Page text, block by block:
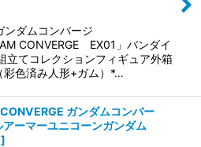
絞り込む
ンダムコンバージ
CONVERGE EX01」バンダイ
てコレクションフィギュア外箱
彩色済み人形+ガム）*…
ガンダムコンバー
ーマーユニコーンガンダム
]